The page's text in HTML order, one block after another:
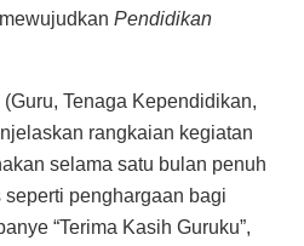
Pendidikan
Tenaga Kependidikan,
rangkaian kegiatan
selama satu bulan penuh
penghargaan bagi
“Terima Kasih Guruku”,